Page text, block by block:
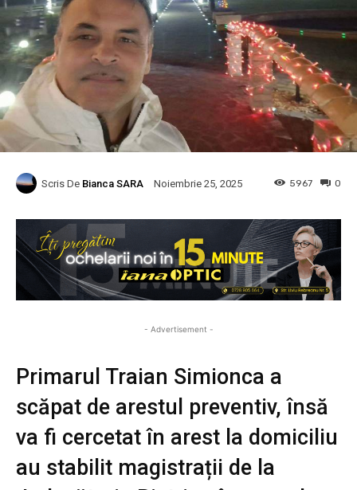
Scris De Bianca SARA Noiembrie 25, 2025 0
5967
- Advertisement -
Primarul Traian Simionca a
scăpat de arestul preventiv, însă
va fi cercetat în arest la domiciliu
au stabilit magistrații de la